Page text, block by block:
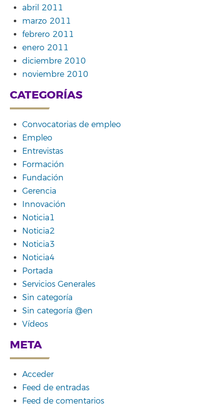
abril 2011
marzo 2011
febrero 2011
enero 2011
diciembre 2010
noviembre 2010
CATEGORÍAS
Convocatorias de empleo
Empleo
Entrevistas
Formación
Fundación
Gerencia
Innovación
Noticia1
Noticia2
Noticia3
Noticia4
Portada
Servicios Generales
Sin categoría
Sin categoría @en
Vídeos
META
Acceder
Feed de entradas
Feed de comentarios